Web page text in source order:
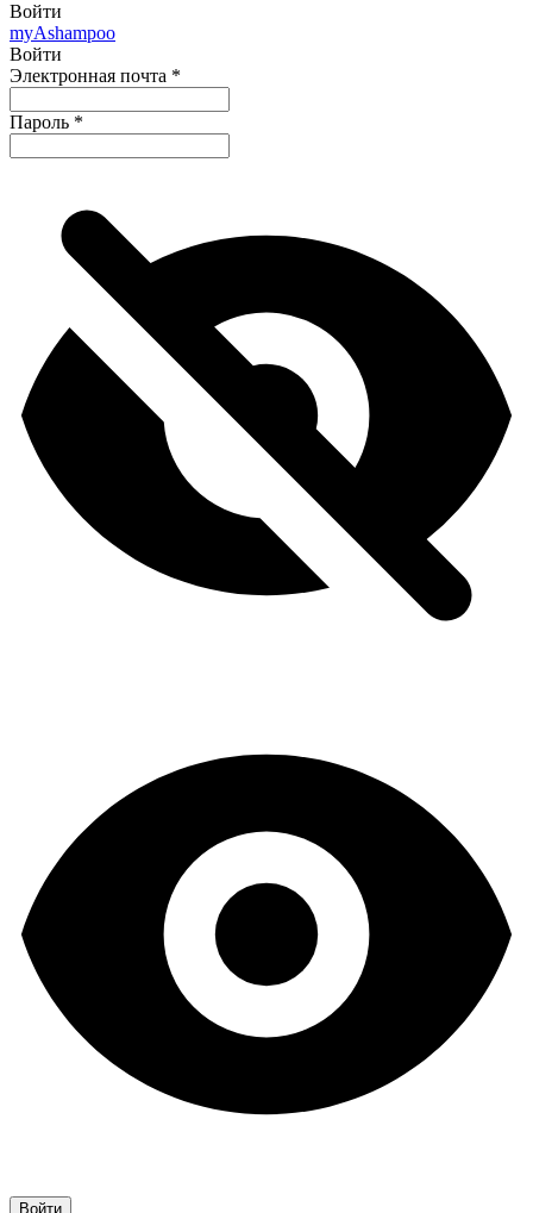
Войти
myAshampoo
Войти
Электронная почта *
Пароль *
Войти